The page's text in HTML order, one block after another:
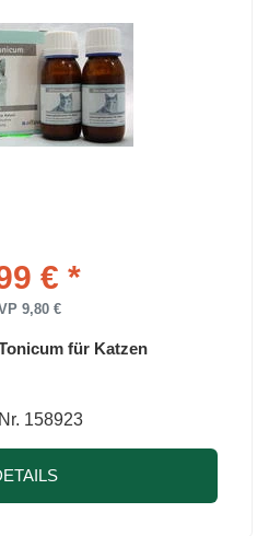
€ *
9,80 €
für Katzen
158923